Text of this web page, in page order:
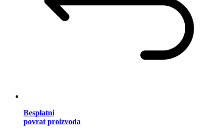
Besplatni
povrat proizvoda